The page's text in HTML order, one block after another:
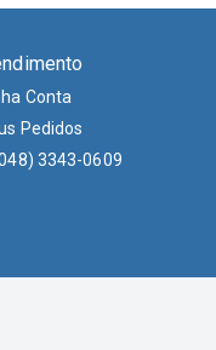
Conta
Pedidos
3343-0609